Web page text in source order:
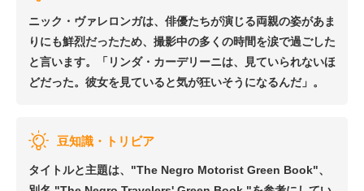
ニック・ヴァレロンガは、俳優たちが演じる両親の姿があま
りにも鮮烈だったため、撮影中の多くの時間を涙で過ごした
と言います。「リンダ・カーデリーニは、見ていられないほ
どだった。彼女を見ていると気が狂いそうになるんだ」。
豆知識・トリビア
タイトルと主題は、"The Negro Motorist Green Book"、